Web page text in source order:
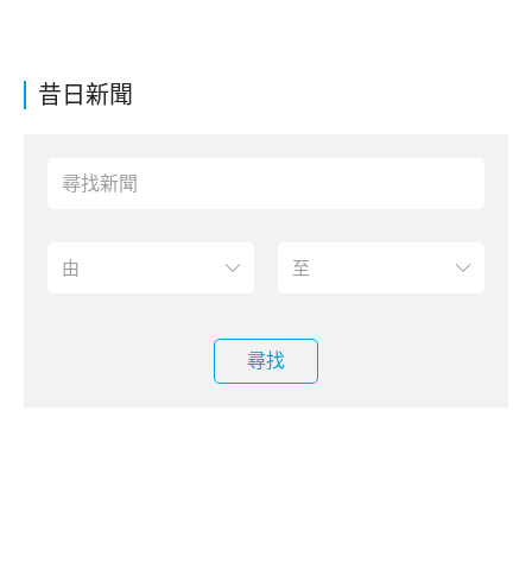
昔日新聞
尋找